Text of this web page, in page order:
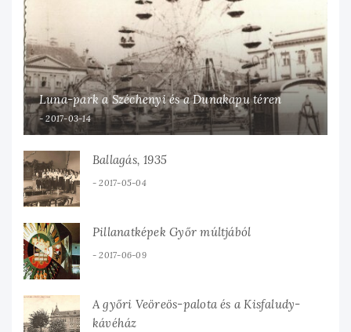
Luna-park a Széchenyi és a Dunakapu téren
2017-03-14
Ballagás, 1935
2017-05-04
Pillanatképek Győr múltjából
2017-06-09
A győri Veöreös-palota és a Kisfaludy-
kávéház